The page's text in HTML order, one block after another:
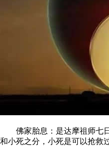
佛家胎息：是达摩祖师七日
和小死之分，小死是可以抢救